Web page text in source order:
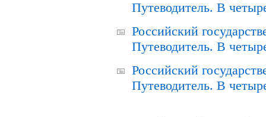
Путеводитель. В
Российский
Путеводитель. В
Российский
Путеводитель. В